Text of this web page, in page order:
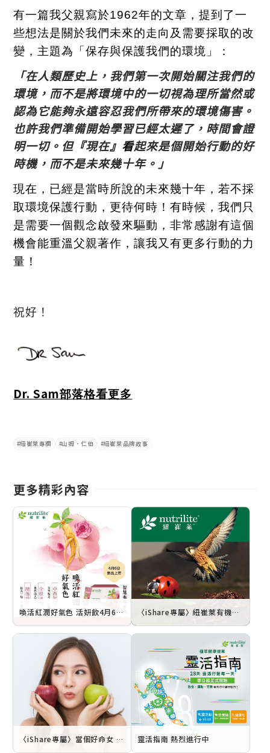
有一篇我父親寫於1962年的文章，提到了一
些想法是關於我們未來的走向及需要採取的改
變，主題為「保存與保護我們的環境」：
「在人類歷史上，我們第一次開始關注我們的
環境，而不是將環境中的一切視為理所當然或
認為它能夠永遠容忍我們所帶來的環境傷害。
也許我們準備開始學習已經太遲了， 時間會證
明一切。 但『現在』看起來是個開始行動的好
時機，而不是未來幾十年。」
現在，已經是當時所說的未來幾十年，若不採
取環境保護行動，更待何時！有時候，我們只
是需要一個觀念啟發來驅動，非常感謝有這個
機會能重溫父親著作，讓我又有更多行動的力
量！
祝好 ！
Dr. Sam部落格看更多
紐崔萊專欄 山姆．仁伯 紐崔萊品牌故事
更多精彩內容
喚活紅潤好氣色 活妍飲4月6日上市 〈iShare專屬〉紐崔萊有機農場 最佳員工點點名
〈iShare專屬〉當個好命女 從「愛自己」體質養成開始 靈活指南 熱烈進行中